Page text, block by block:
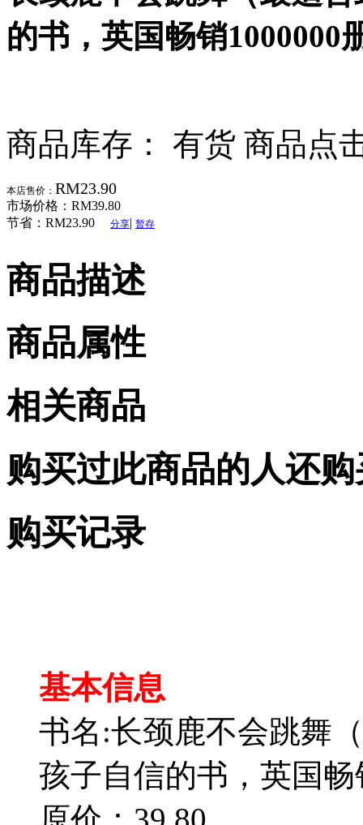
的书，英国畅销1000000
商品库存： 有货 商品点
本店售价： RM23.90
市场价格： RM39.80
节省： RM23.90 分享| 暂存
商品描述
商品属性
相关商品
购买过此商品的人还
购买记录
基本信息
书名:长颈鹿不会跳舞
孩子自信的书，英国畅